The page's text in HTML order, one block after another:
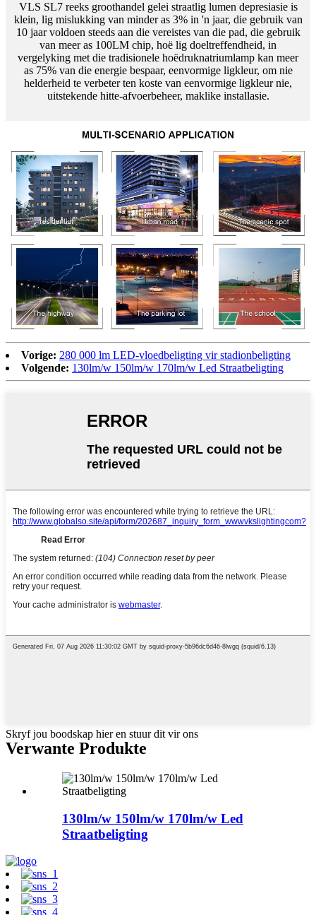
VLS SL7 reeks groothandel gelei straatlig lumen depresiasie is
klein, lig mislukking van minder as 3% in 'n jaar, die gebruik van
10 jaar voldoen steeds aan die vereistes van die pad, die gebruik
van meer as 100LM chip, hoë lig doeltreffendheid, in
vergelyking met die tradisionele hoëdruknatriumlamp kan meer
as 75% van die energie bespaar, eenvormige ligkleur, om nie
helderheid te verbeter ten koste van eenvormige ligkleur nie,
uitstekende hitte-afvoerbeheer, maklike installasie.
Vorige: 280 000 lm LED-vloedbeligting vir stadionbeligting
Volgende: 130lm/w 150lm/w 170lm/w Led Straatbeligting
Skryf jou boodskap hier en stuur dit vir ons
Verwante Produkte
130lm/w 150lm/w 170lm/w Led
Straatbeligting